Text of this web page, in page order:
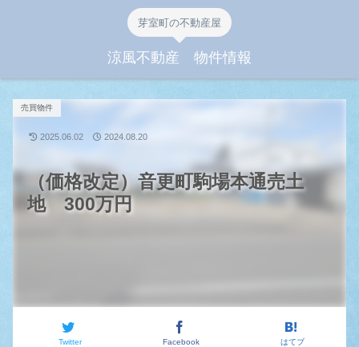
芽室町の不動産屋
涼風不動産 物件情報
（価格改定）音更町駒場本通売土
地 300万円
売買物件
Twitter Facebook はてブ
2025.06.02 2024.08.20